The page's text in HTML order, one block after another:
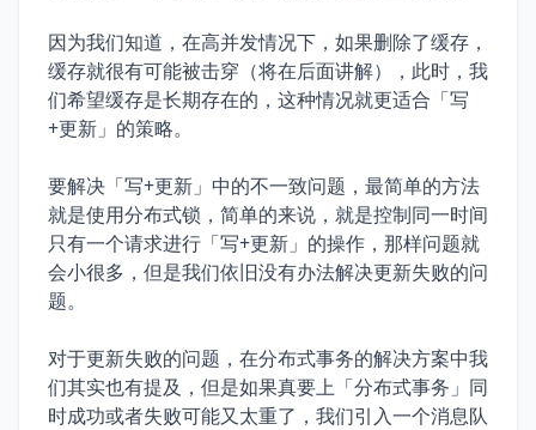
因为我们知道，在高并发情况下，如果删除了缓存，
缓存就很有可能被击穿（将在后面讲解），此时，我
们希望缓存是长期存在的，这种情况就更适合「写
+更新」的策略。
要解决「写+更新」中的不一致问题，最简单的方法
就是使用分布式锁，简单的来说，就是控制同一时间
只有一个请求进行「写+更新」的操作，那样问题就
会小很多，但是我们依旧没有办法解决更新失败的问
题。
对于更新失败的问题，在分布式事务的解决方案中我
们其实也有提及，但是如果真要上「分布式事务」同
时成功或者失败可能又太重了，我们引入一个消息队